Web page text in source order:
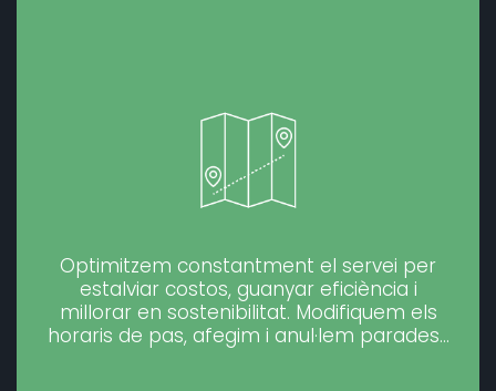
Optimitzem constantment el servei per
estalviar costos, guanyar eficiència i
millorar en sostenibilitat. Modifiquem els
horaris de pas, afegim i anul·lem parades…